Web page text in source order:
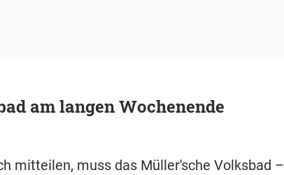
am langen Wochenende
mitteilen, muss das Müller'sche Volksbad –